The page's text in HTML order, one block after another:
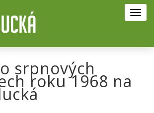
srpnových
roku 1968 na